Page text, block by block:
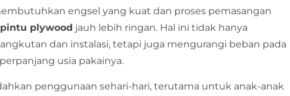
engsel yang kuat dan proses pemasangan
pintu plywood jauh lebih ringan. Hal ini tidak hanya
dan instalasi, tetapi juga mengurangi beban pada
usia pakainya.
penggunaan sehari-hari, terutama untuk anak-anak